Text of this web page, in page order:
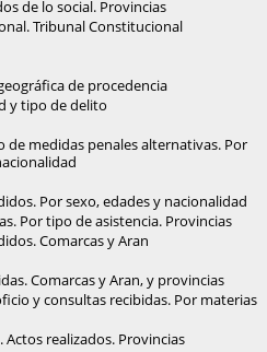
de lo social. Provincias
Tribunal Constitucional
de procedencia
y tipo de delito
de medidas penales alternativas. Por
Por sexo, edades y nacionalidad
Por tipo de asistencia. Provincias
Comarcas y Aran
Comarcas y Aran, y provincias
y consultas recibidas. Por materias
Actos realizados. Provincias